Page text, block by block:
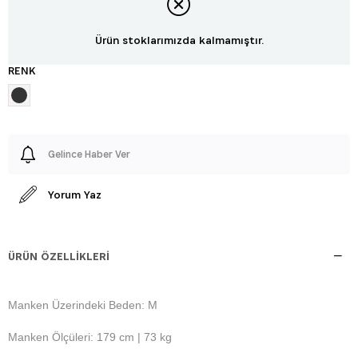
Ürün stoklarımızda kalmamıştır.
RENK
Gelince Haber Ver
Yorum Yaz
ÜRÜN ÖZELLIKLERI
Manken Üzerindeki Beden: M
Manken Ölçüleri: 179 cm | 73 kg